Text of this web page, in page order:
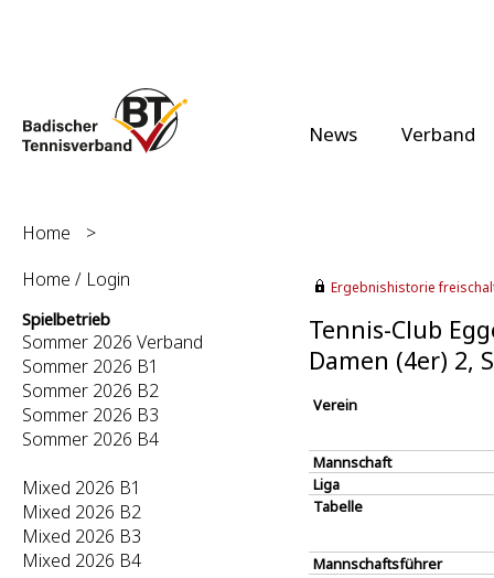
News Verband
Home
>
Home / Login
Spielbetrieb
Sommer 2026 Verband
Sommer 2026 B1
Sommer 2026 B2
Sommer 2026 B3
Sommer 2026 B4
Mixed 2026 B1
Mixed 2026 B2
Mixed 2026 B3
Mixed 2026 B4
Ergebnishistorie
Tennis-Club
Damen (4er) 2,
Verein
Mannschaft
Liga
Tabelle
Mannschaftsführer